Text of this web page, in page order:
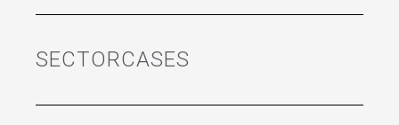
SECTORCASES